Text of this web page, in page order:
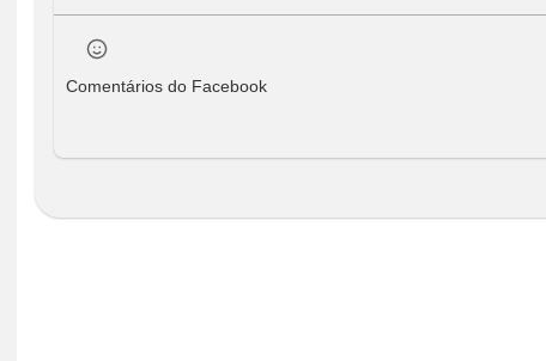
Comentários do Facebook